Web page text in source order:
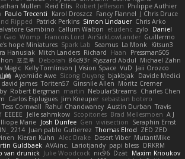
Mullen Reid Ellis Robert Jefferson Philippe Authier
Paulo Trecenti Karol Droszcz Fancy Flannel J Chris Druce
Ripped Patrick Perkins Simon Lindauer Chris Arko
Gambino Callum Walton etudenc zylo
Daniel
Gao Womp Francois Lord AirSickLowLander Guillermo
hope Miniatures Spark Lab Seamus La Monk Kitsun3
Hanusiak Mitch Landers Richard Haan
Pressman505
포로루 Deborah 84d93r Ryszard Abdul Michael Zahn
Magic Kelly Tomlinson | Vision Space VuD Jaii Orozco
崎 Ayomide Awe Sicong Ouyang bjakbjak Davide Medici
david james Toriten57 Ginsnile Allen Moritz Cremer
Robert Bergman martin NebularStreams Charles Chen
Carlos Esplugues Jim Kneuper sebastian botero
Tess Cornwall Rahul Chandwaney Austin Durban Travis
EEEEE Jelle sahmkow Scopitones Brad Mellesmoen A J
Marie Josh Dunfee Gen viviisection Seraphin Ernst
2214 Juan pablo Gutierrez Thomas Elrod ZED ZED
Kieran Kuhn Alec Drake Desert Viber MutantMike
Guldbaek AVAinc. Lariotjandy papi bless DRKRM
van drunick Julie Woodcock nic96 Dzät Maxim Krioukov